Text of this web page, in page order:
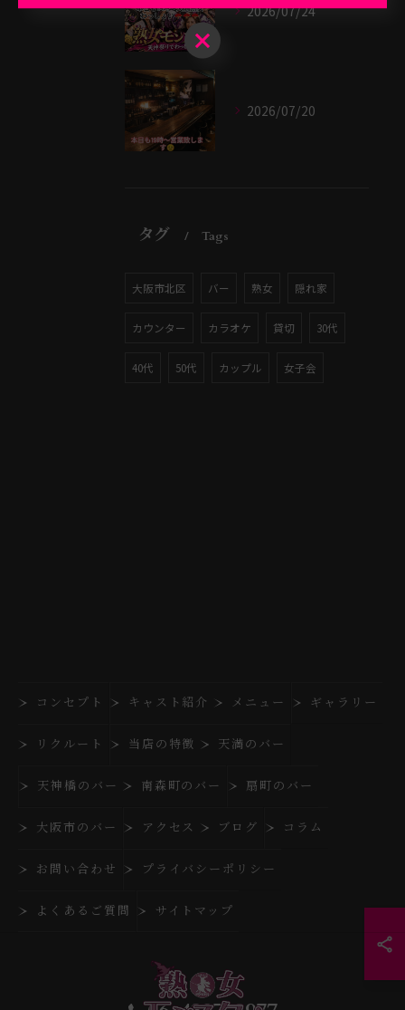
2026/07/24
2026/07/20
タグ Tags
大阪市北区 バー 熟女 隠れ家
カウンター カラオケ 貸切 30代
40代 50代 カップル 女子会
コンセプト キャスト紹介 メニュー ギャラリー
リクルート 当店の特徴 天満のバー
天神橋のバー 南森町のバー 扇町のバー
大阪市のバー アクセス ブログ コラム
お問い合わせ プライバシーポリシー
よくあるご質問 サイトマップ
お問い合わせはこちら